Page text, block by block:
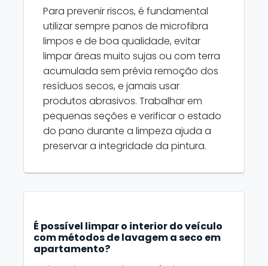
Para prevenir riscos, é fundamental
utilizar sempre panos de microfibra
limpos e de boa qualidade, evitar
limpar áreas muito sujas ou com terra
acumulada sem prévia remoção dos
resíduos secos, e jamais usar
produtos abrasivos. Trabalhar em
pequenas seções e verificar o estado
do pano durante a limpeza ajuda a
preservar a integridade da pintura.
É possível limpar o interior do veículo
com métodos de lavagem a seco em
apartamento?